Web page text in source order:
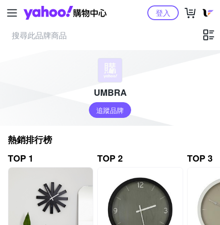
Yahoo購物中心登入
UMBRA
追蹤品牌
熱銷排行榜
TOP 1
TOP 2 TOP 3